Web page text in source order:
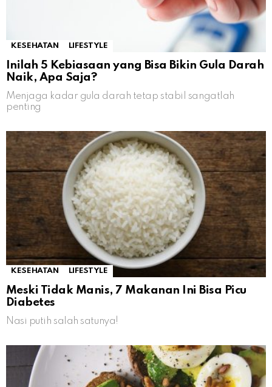
KESEHATAN LIFESTYLE
Inilah 5 Kebiasaan yang Bisa Bikin Gula Darah
Naik, Apa Saja?
Menjaga kadar gula darah tetap stabil sangatlah
penting
KESEHATAN LIFESTYLE
Meski Tidak Manis, 7 Makanan Ini Bisa Picu
Diabetes
Nasi putih salah satunya!